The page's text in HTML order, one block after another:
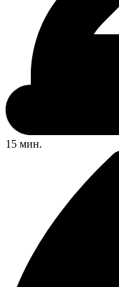
15 мин.